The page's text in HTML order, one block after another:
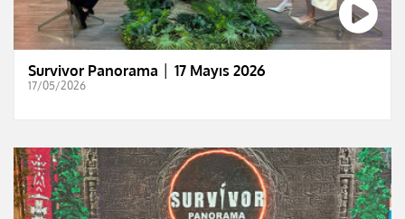
Survivor Panorama │ 17 Mayıs 2026
17/05/2026